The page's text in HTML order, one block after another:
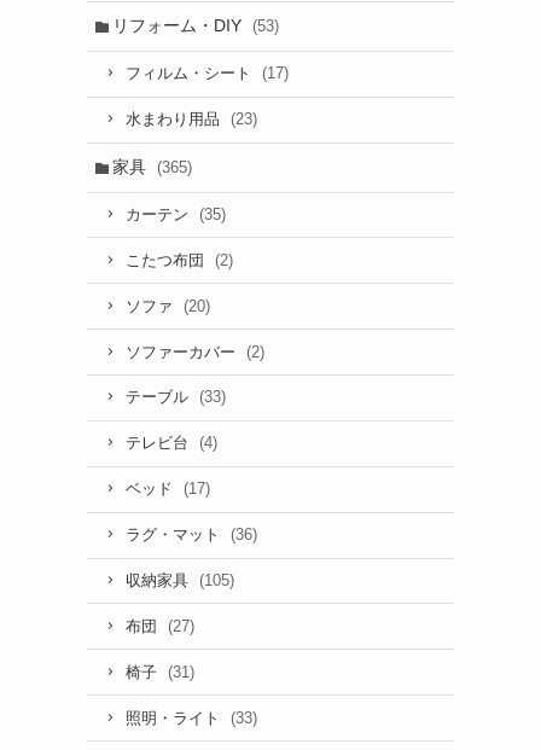
リフォーム・DIY (53)
フィルム・シート (17)
水まわり用品 (23)
家具 (365)
カーテン (35)
こたつ布団 (2)
ソファ (20)
ソファーカバー (2)
テーブル (33)
テレビ台 (4)
ベッド (17)
ラグ・マット (36)
収納家具 (105)
布団 (27)
椅子 (31)
照明・ライト (33)